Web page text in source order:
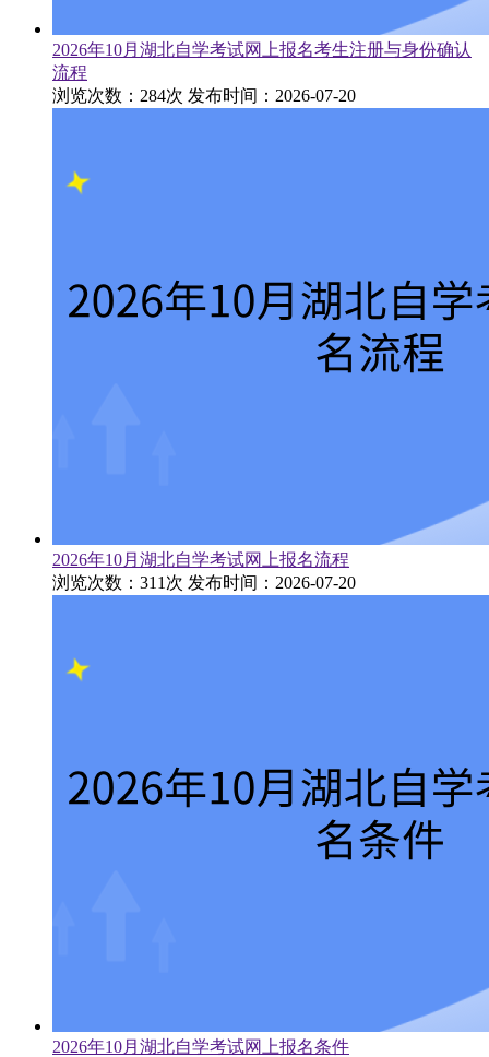
2026年10月湖北自学考试网上报名考生注册与身份确认
流程
浏览次数：284次 发布时间：2026-07-20
2026年10月湖北自学考试网上报名流程
浏览次数：311次 发布时间：2026-07-20
2026年10月湖北自学考试网上报名条件